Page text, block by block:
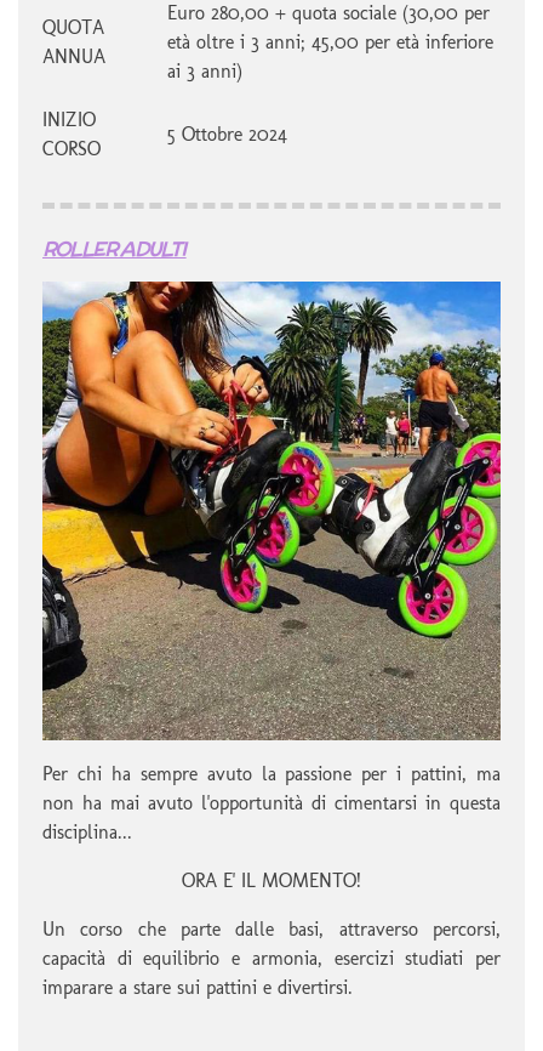
QUOTA
ANNUA
Euro 280,00 + quota sociale (30,00 per
età oltre i 3 anni; 45,00 per età inferiore
ai 3 anni)
INIZIO
CORSO
5 Ottobre 2024
ROLLER ADULTI
Per chi ha sempre avuto la passione per i pattini, ma
non ha mai avuto l'opportunità di cimentarsi in questa
disciplina...
ORA E' IL MOMENTO!
Un corso che parte dalle basi, attraverso percorsi,
capacità di equilibrio e armonia, esercizi studiati per
imparare a stare sui pattini e divertirsi.